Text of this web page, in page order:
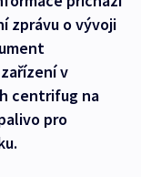
zprávu o vývoji
v
centrifug na
pro